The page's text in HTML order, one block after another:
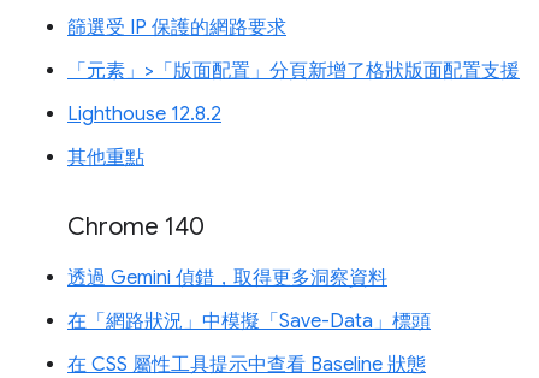
篩選受 IP 保護的網路要求
「元素」>「版面配置」分頁新增了格狀版面配置支援
Lighthouse 12.8.2
其他重點
Chrome 140
透過 Gemini 偵錯，取得更多洞察資料
在「網路狀況」中模擬「Save-Data」標頭
在 CSS 屬性工具提示中查看 Baseline 狀態